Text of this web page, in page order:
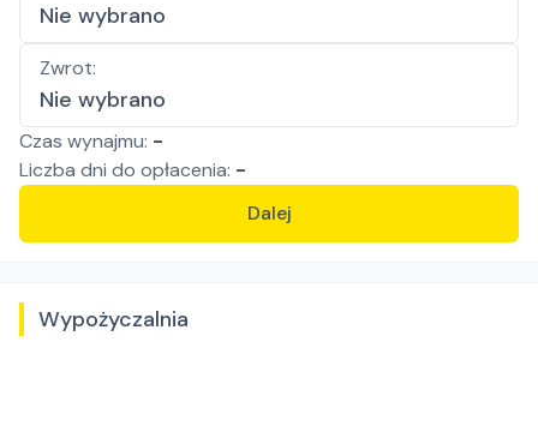
Nie wybrano
Zwrot:
Nie wybrano
Czas wynajmu: -
Liczba dni do opłacenia: -
Dalej
Wypożyczalnia